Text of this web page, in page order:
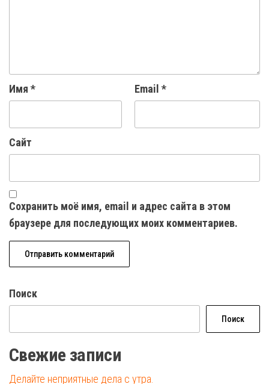
Имя * Email *
Сайт
Сохранить моё имя, email и адрес сайта в этом
браузере для последующих моих комментариев.
Поиск
Поиск
Свежие записи
Делайте неприятные дела с утра.